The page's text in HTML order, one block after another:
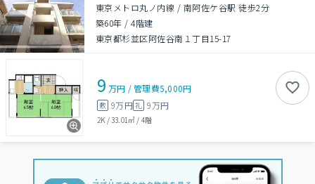
東京メトロ丸ノ内線 / 南阿佐ケ谷駅 徒歩2分
築60年 /4階建
東京都杉並区阿佐谷南１丁目15-17
9 万円 /管理費5,000円
敷 9万円礼 9万円
2K /33.01㎡ / 4階